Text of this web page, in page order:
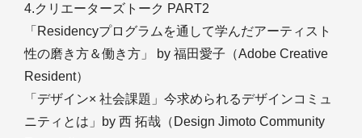
4.クリエーターズトーク PART2
「Residencyプログラムを通して学んだアーティスト
性の磨き方＆働き方」 by 福田愛子（Adobe Creative
Resident）
「デザイン× 社会課題」今求められるデザインコミュ
ニティとは」by 西 拓哉（Design Jimoto Community